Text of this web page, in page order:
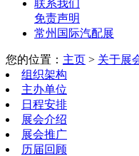
联系我们
免责声明
常州国际汽配展
您的位置： 主页 > 关于展
组织架构
主办单位
日程安排
展会介绍
展会推广
历届回顾